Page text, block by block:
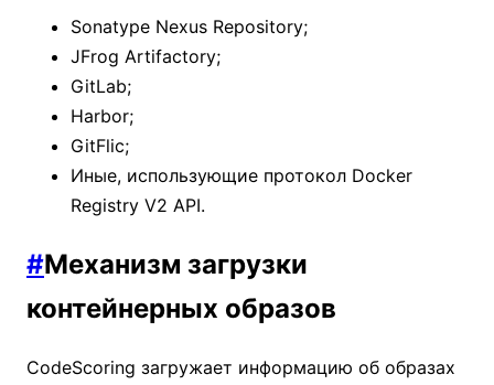
Sonatype Nexus Repository;
JFrog Artifactory;
GitLab;
Harbor;
GitFlic;
Иные, использующие протокол Docker
Registry V2 API.
#Механизм загрузки
контейнерных образов
CodeScoring загружает информацию об образах